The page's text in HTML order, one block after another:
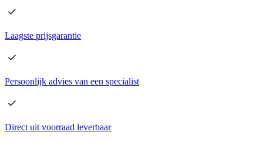
Laagste prijsgarantie
Persoonlijk advies van een specialist
Direct uit voorraad leverbaar